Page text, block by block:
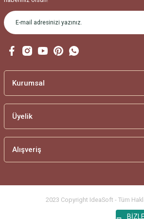
Kurumsal
Üyelik
Alışveriş
2023 Copyright IdeaSoft - Tüm